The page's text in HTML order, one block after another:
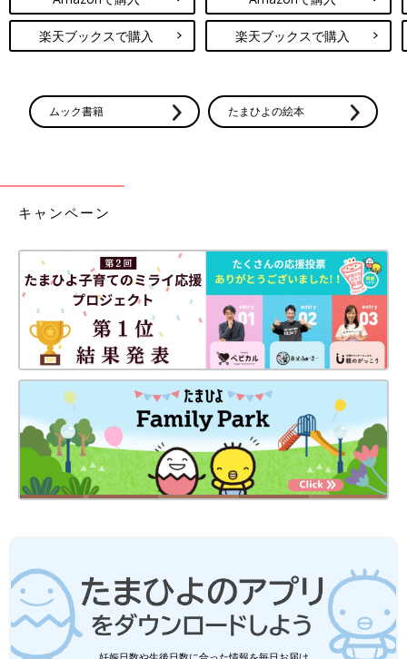
yukiさんが購入したのは
のだそう。オレンジがコーデの差し色になってとっても可愛いと
お気に入りの様子◎
ユニクロ・しまむら・スリコ「手ぶらに
なるから楽」「このクオリティでプチプ
ラ！」即買いスマホショルダー5選
スマホショルダーはちょっとしたお出かけのお
供やファッションのポイントとして、子育て中
のママやパパにも使いやすいアイテムですよ
ね！ 今回はユニクロやしまむら、楽天などで手
軽に買えるスマホショルダーをご紹介します。
今回はSNSで大人気のスマホショルダーをご紹介しました。収納
力を重視しているものや、サッと使えるシンプルなものなど、そ
れぞれ魅力がありどれも素敵でしたよね。自分のお出かけスタイ
ルにあったお気に入りのひとつを見つけてくださいね♪
(文：mayu)
があります。あらかじめご了承ください。
●記事の内容は2023年5月の情報で、現在と異なる場合がありま
す。
楽天ブックスで購入 楽天ブックスで購入
ムック書籍 たまひよの絵本
キャンペーン